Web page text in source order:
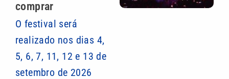
comprar
O festival será
realizado nos dias 4,
5, 6, 7, 11, 12 e 13 de
setembro de 2026